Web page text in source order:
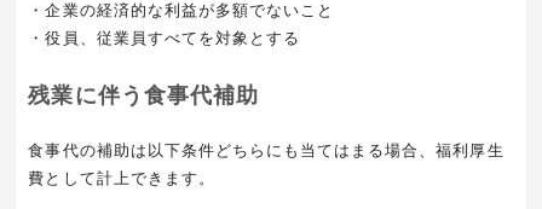
・企業の経済的な利益が多額でないこと
・役員、従業員すべてを対象とする
残業に伴う食事代補助
食事代の補助は以下条件どちらにも当てはまる場合、福利厚生
費として計上できます。